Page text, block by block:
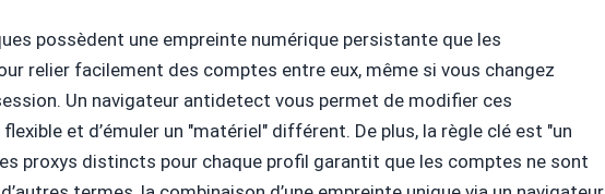
possèdent une empreinte numérique persistante que les
relier facilement des comptes entre eux, même si vous changez
Un navigateur antidetect vous permet de modifier ces
et d’émuler un "matériel" différent. De plus, la règle clé est "un
proxys distincts pour chaque profil garantit que les comptes ne sont